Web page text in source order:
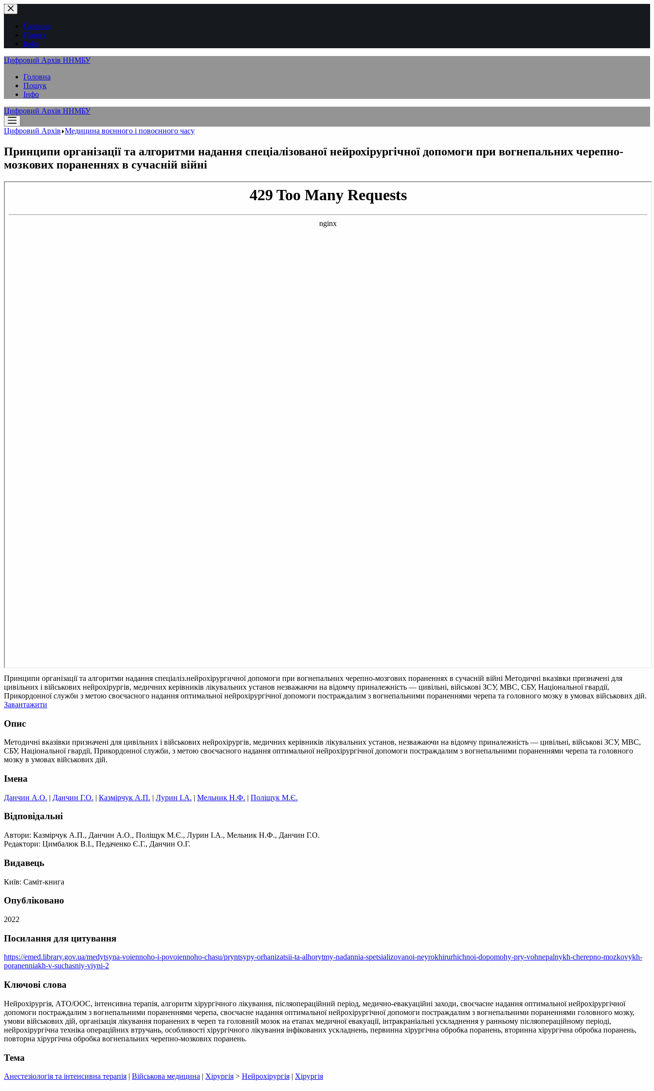
Перейти
до
вмістуГоловна
Пошук
Інфо
Цифровий Архів ННМБУ
Головна
Пошук
Інфо
Цифровий Архів ННМБУ
Цифровий Архів Медицина воєнного і повоєнного часу
Принципи організації та алгоритми надання спеціалізованої нейрохірургічної допомоги при вогнепальних черепно-
мозкових пораненнях в сучасній війні
Принципи організації та алгоритми надання спеціаліз.нейрохірургичної допомоги при вогнепальних черепно-мозгових пораненнях в сучасній війні Методичні вказівки призначені для
цивільних і військових нейрохірургів, медичних керівників лікувальних установ незважаючи на відомчу приналежність — цивільні, військові ЗСУ, МВС, СБУ, Національної гвардії,
Прикордонної служби з метою своєчасного надання оптимальної нейрохірургічної допомоги постраждалим з вогнепальними пораненнями черепа та головного мозку в умовах військових дій.
Завантажити
Опис
Методичні вказівки призначені для цивільних і військових нейрохірургів, медичних керівників лікувальних установ, незважаючи на відомчу приналежність — цивільні, військові ЗСУ, МВС,
СБУ, Національної гвардії, Прикордонної служби, з метою своєчасного надання оптимальної нейрохірургічної допомоги постраждалим з вогнепальними пораненнями черепа та головного
мозку в умовах військових дій.
Імена
Данчин А.О. | Данчин Г.О. | Казмірчук А.П. | Лурин І.А. | Мельник Н.Ф. | Поліщук М.Є.
Відповідальні
Автори: Казмірчук А.П., Данчин А.О., Поліщук М.Є., Лурин І.А., Мельник Н.Ф., Данчин Г.О.
Редактори: Цимбалюк В.І., Педаченко Є.Г., Данчин О.Г.
Видавець
Київ: Саміт-книга
Опубліковано
2022
Посилання для цитування
https://emed.library.gov.ua/medytsyna-voiennoho-i-povoiennoho-chasu/pryntsypy-orhanizatsii-ta-alhorytmy-nadannia-spetsializovanoi-neyrokhirurhichnoi-dopomohy-pry-vohnepalnykh-cherepno-mozkovykh-
poranenniakh-v-suchasniy-viyni-2
Ключові слова
Нейрохірургія, АТО/ООС, інтенсивна терапія, алгоритм хірургічного лікування, післяопераційний період, медично-евакуаційні заходи, своєчасне надання оптимальної нейрохірургічної
допомоги постраждалим з вогнепальними пораненнями черепа, своєчасне надання оптимальної нейрохірургічної допомоги постраждалим з вогнепальними пораненнями головного мозку,
умови військових дій, організація лікування поранених в череп та головний мозок на етапах медичної евакуації, інтракраніальні ускладнення у ранньому післяопераційному періоді,
нейрохірургічна техніка операційних втручань, особливості хірургічного лікування інфікованих ускладнень, первинна хірургічна обробка поранень, вторинна хірургічна обробка поранень,
повторна хірургічна обробка вогнепальних черепно-мозкових поранень.
Тема
Анестезіологія та інтенсивна терапія | Військова медицина | Хірургія > Нейрохірургія | Хірургія